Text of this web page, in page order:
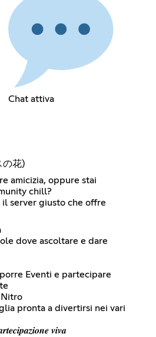
Chat attiva
の花)
amicizia, oppure stai
chill?
server giusto che offre
dove ascoltare e dare
Eventi e partecipare
Nitro
pronta a divertirsi nei vari
𝒗𝒊𝒗𝒂